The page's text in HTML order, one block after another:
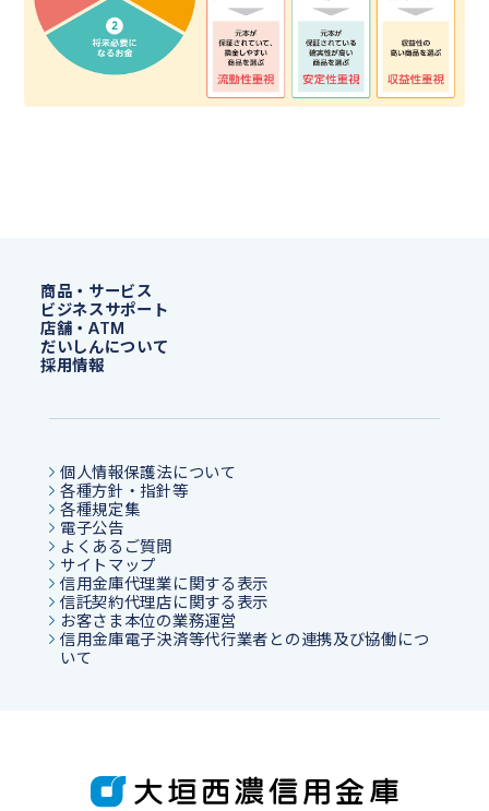
商品・サービス
ビジネスサポート
店舗・ATM
だいしんについて
採用情報
個人情報保護法について
各種方針・指針等
各種規定集
電子公告
よくあるご質問
サイトマップ
信用金庫代理業に関する表示
信託契約代理店に関する表示
お客さま本位の業務運営
信用金庫電子決済等代行業者との連携及び協働につ
いて